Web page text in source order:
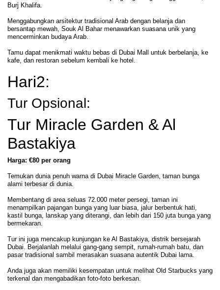
Burj Khalifa.
Menggabungkan arsitektur tradisional Arab dengan belanja dan
bersantap mewah, Souk Al Bahar menawarkan suasana unik yang
mencerminkan budaya Arab.
Tamu dapat menikmati waktu bebas di Dubai Mall untuk berbelanja, ke
kafe, dan restoran sebelum kembali ke hotel.
Hari2:
Tur Opsional:
Tur Miracle Garden & Al
Bastakiya
Harga: €80 per orang
Temukan dunia penuh warna di Dubai Miracle Garden, taman bunga
alami terbesar di dunia.
Membentang di area seluas 72.000 meter persegi, taman ini
menampilkan pajangan bunga yang luar biasa, jalur berbentuk hati,
kastil bunga, lanskap yang diterangi, dan lebih dari 150 juta bunga yang
bermekaran.
Tur ini juga mencakup kunjungan ke Al Bastakiya, distrik bersejarah
Dubai. Berjalanlah melalui gang-gang sempit, rumah-rumah batu, dan
pasar tradisional sambil merasakan suasana autentik Dubai lama.
Anda juga akan memiliki kesempatan untuk melihat Old Starbucks yang
terkenal dan mengabadikan foto-foto berkesan.